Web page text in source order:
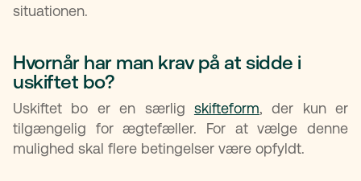
situationen.
Hvornår har man krav på at sidde i
uskiftet bo?
Uskiftet bo er en særlig skifteform, der kun er
tilgængelig for ægtefæller. For at vælge denne
mulighed skal flere betingelser være opfyldt.